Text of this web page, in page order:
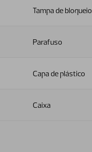
Tampa de bloqueio
Parafuso
Capa de plástico
Caixa